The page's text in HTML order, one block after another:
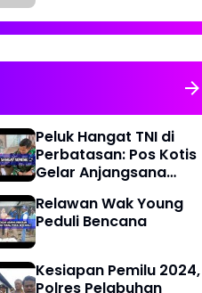
Peluk Hangat TNI di
Perbatasan: Pos Kotis
Gelar Anjangsana
Relawan Wak Young
Peduli Bencana
Kesiapan Pemilu 2024,
Polres Pelabuhan